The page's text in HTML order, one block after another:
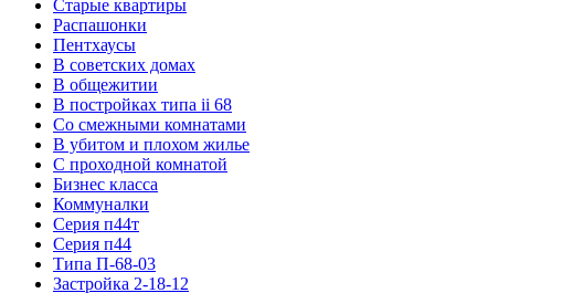
Старые квартиры
Распашонки
Пентхаусы
В советских домах
В общежитии
В постройках типа ii 68
Со смежными комнатами
В убитом и плохом жилье
С проходной комнатой
Бизнес класса
Коммуналки
Серия п44т
Серия п44
Типа П-68-03
Застройка 2-18-12